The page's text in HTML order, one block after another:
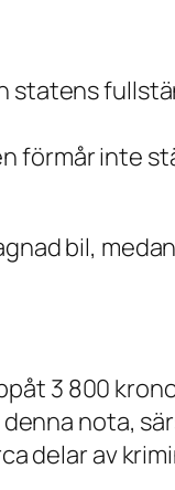
statens
förmår inte
bil,
3 800
nota,
delar av